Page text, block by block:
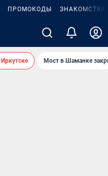
ПРОМОКОДЫ ЗНАКОМСТВА
Мост в Шаманке